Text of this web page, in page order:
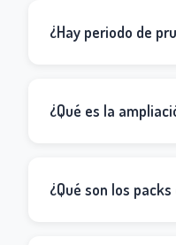
¿Hay periodo de
¿Qué es la
¿Qué son los